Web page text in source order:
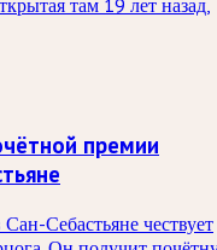
премии
Себастьяне чествует